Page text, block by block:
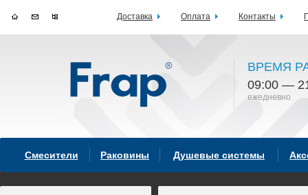
ВРЕМЯ
09:00 —
ежедневно
Смесители Раковины Душевые системы
Доставка Оплата Контакты